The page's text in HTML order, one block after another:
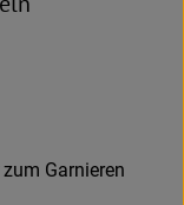
Garnieren